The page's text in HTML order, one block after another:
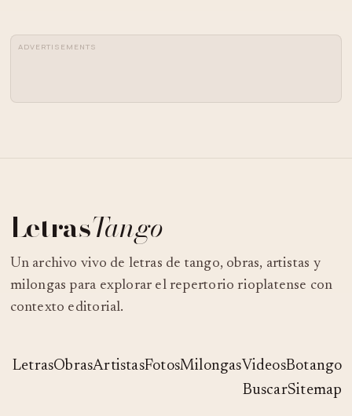
ADVERTISEMENTS
LetrasTango
Un archivo vivo de letras de tango, obras, artistas y
milongas para explorar el repertorio rioplatense con
contexto editorial.
LetrasObrasArtistasFotosMilongasVideosBotango
BuscarSitemap